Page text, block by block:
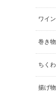
ワイ
巻き
ちくわ
揚げ